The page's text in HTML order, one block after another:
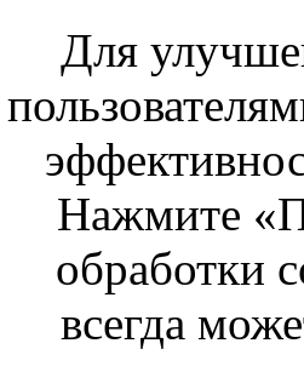
Для
Нажмите
обработки
всегда